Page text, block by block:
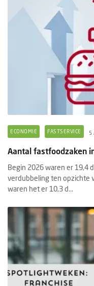
ECONOMIE FASTSERVICE 5
Aantal fastfoodzaken
Begin 2026 waren er 19,4
verdubbeling ten opzichte
waren het er 10,3 d...